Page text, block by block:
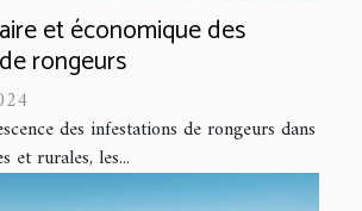
et économique des
rongeurs
des infestations de rongeurs dans
et rurales, les...